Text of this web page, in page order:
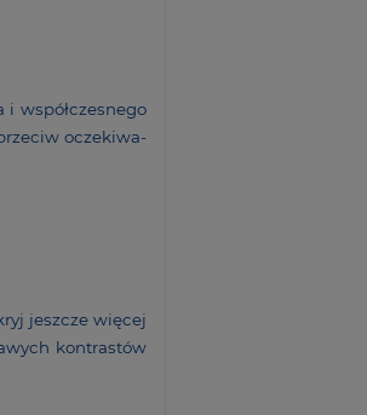
współ­cze­snego
ocze­ki­wa­
jeszcze więcej
kontra­stów